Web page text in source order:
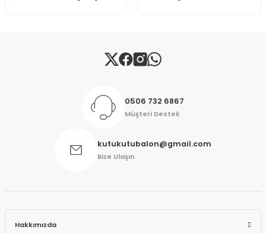
Gönder
0506 732 6867
Müşteri Destek
kutukutubalon@gmail.com
Bize Ulaşın
Hakkımızda